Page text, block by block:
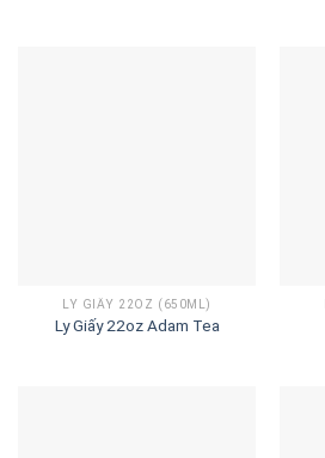
LY GIẤY 22OZ (650ML)
Ly Giấy 22oz Adam Tea